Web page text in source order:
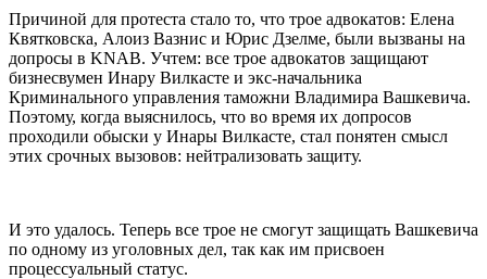
Причиной для протеста стало то, что трое адвокатов: Елена
Квятковска, Алоиз Вазнис и Юрис Дзелме, были вызваны на
допросы в KNAB. Учтем: все трое адвокатов защищают
бизнесвумен Инару Вилкасте и экс-начальника
Криминального управления таможни Владимира Вашкевича.
Поэтому, когда выяснилось, что во время их допросов
проходили обыски у Инары Вилкасте, стал понятен смысл
этих срочных вызовов: нейтрализовать защиту.
И это удалось. Теперь все трое не смогут защищать Вашкевича
по одному из уголовных дел, так как им присвоен
процессуальный статус.